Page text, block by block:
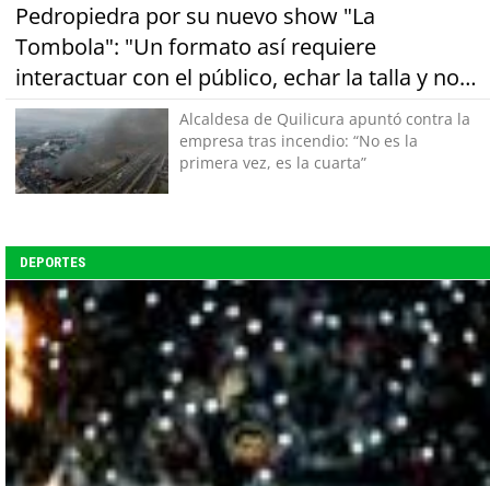
Pedropiedra por su nuevo show "La
Tombola": "Un formato así requiere
interactuar con el público, echar la talla y no
tener miedo a equivocarse"Alcaldesa de Quilicura apuntó contra la
empresa tras incendio: “No es la
primera vez, es la cuarta”
DEPORTES